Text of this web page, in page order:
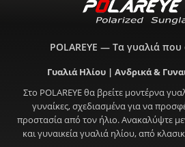
POLAREYE — Τα γυαλιά
Γυαλιά Ηλίου | Ανδρικά &
Στο POLAREYE θα βρείτε μοντέρνα
γυναίκες, σχεδιασμένα για να
προστασία από τον ήλιο. Ανακαλύψτε
και γυναικεία γυαλιά ηλίου, από